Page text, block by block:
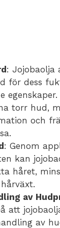
: Jojobaolja
för dess
torr hud,
och
: Genom
kan
håret,
av
att
av